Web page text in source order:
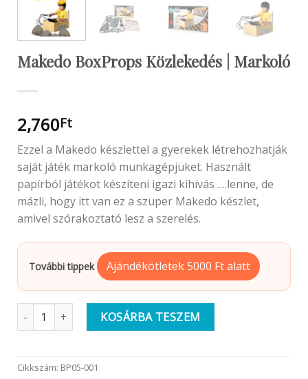
Makedo BoxProps Közlekedés | Markoló
2,760Ft
Ezzel a Makedo készlettel a gyerekek létrehozhatják
saját játék markoló munkagépjüket. Használt
papírból játékot készíteni igazi kihívás ….lenne, de
mázli, hogy itt van ez a szuper Makedo készlet,
amivel szórakoztató lesz a szerelés.
További tippek Ajándékötletek 5000 Ft alatt
Makedo BoxProps Közlekedés | Markoló mennyiség
KOSÁRBA TESZEM
Cikkszám: BP05-001